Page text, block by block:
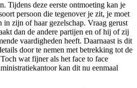
Tijdens deze eerste ontmoeting kan je
persoon die tegenover je zit, je moet
in zijn of haar gezelschap. Vraag gerust
dan de andere partijen en of hij of zij
vaardigheden heeft. Daarnaast is dit
door te nemen met betrekking tot de
wat fijner als het face to face
kan dit nu eenmaal